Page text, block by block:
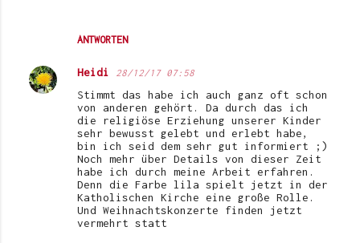
ANTWORTEN
Heidi 28/12/17 07:58
Stimmt das habe ich auch ganz oft schon
von anderen gehört. Da durch das ich
die religiöse Erziehung unserer Kinder
sehr bewusst gelebt und erlebt habe,
bin ich seid dem sehr gut informiert ;)
Noch mehr über Details von dieser Zeit
habe ich durch meine Arbeit erfahren.
Denn die Farbe lila spielt jetzt in der
Katholischen Kirche eine große Rolle.
Und Weihnachtskonzerte finden jetzt
vermehrt statt